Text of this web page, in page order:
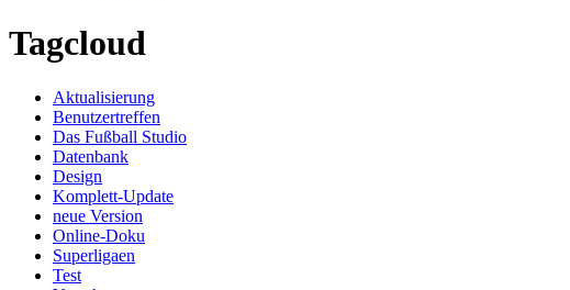
Tagcloud
Aktualisierung
Benutzertreffen
Das Fußball Studio
Datenbank
Design
Komplett-Update
neue Version
Online-Doku
Superligaen
Test